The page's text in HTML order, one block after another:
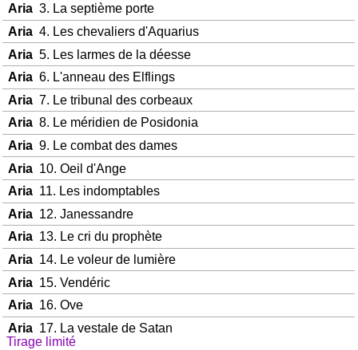
Aria3. La septième porte
Aria4. Les chevaliers d'Aquarius
Aria 5. Les larmes de la déesse
Aria6. L'anneau des Elflings
Aria 7. Le tribunal des corbeaux
Aria8. Le méridien de Posidonia
Aria9. Le combat des dames
Aria 10. Oeil d'Ange
Aria11. Les indomptables
Aria 12. Janessandre
Aria13. Le cri du prophète
Aria14. Le voleur de lumière
Aria 15. Vendéric
Aria16. Ove
Aria 17. La vestale de Satan
Tirage limité